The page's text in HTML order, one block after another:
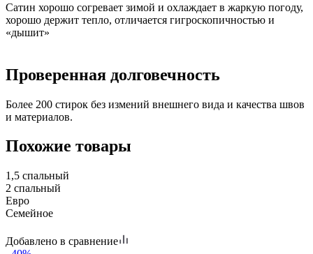
Сатин хорошо согревает зимой и охлаждает в жаркую погоду,
хорошо держит тепло, отличается гигроскопичностью и
«дышит»
Проверенная долговечность
Более 200 стирок без измений внешнего вида и качества швов
и материалов.
Похожие товары
1,5 спальный
2 спальный
Евро
Семейное
Добавлено в сравнение